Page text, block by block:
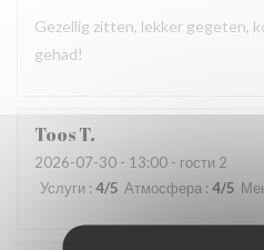
Gezellig zitten, lekker gegeten,
gehad!
ToosT
2026-07-30 - 13:00 - гости 2
Услуги : 4/5 Атмосфера : 4/5